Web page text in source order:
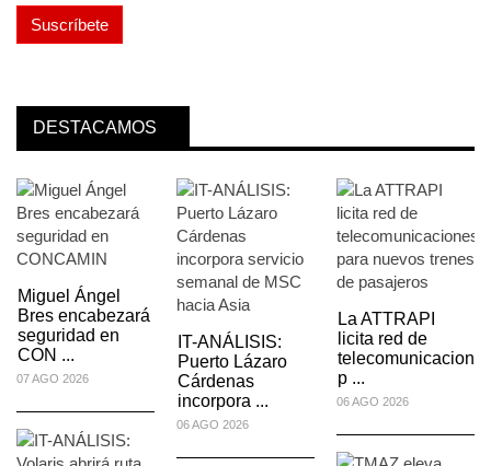
DESTACAMOS
Miguel Ángel
Bres encabezará
seguridad en
CON ...
07 AGO 2026
IT-ANÁLISIS:
Puerto Lázaro
Cárdenas
incorpora ...
06 AGO 2026
La ATTRAPI
licita red de
p ...
06 AGO 2026